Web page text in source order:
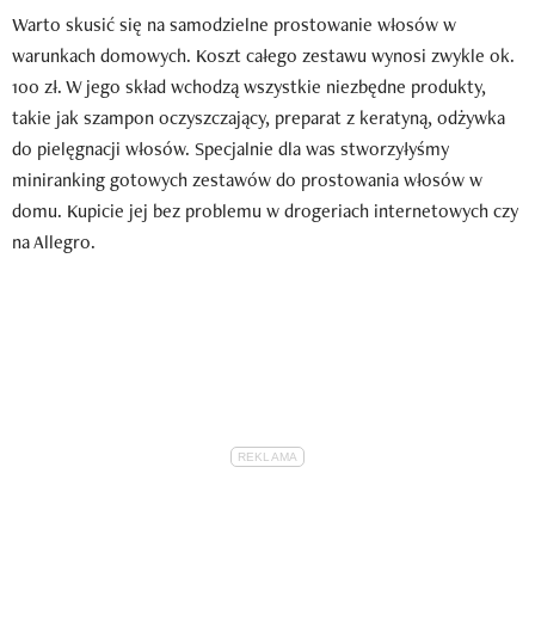
Warto skusić się na samodzielne prostowanie włosów w
warunkach domowych. Koszt całego zestawu wynosi zwykle ok.
100 zł. W jego skład wchodzą wszystkie niezbędne produkty,
takie jak szampon oczyszczający, preparat z keratyną, odżywka
do pielęgnacji włosów. Specjalnie dla was stworzyłyśmy
miniranking gotowych zestawów do prostowania włosów w
domu. Kupicie jej bez problemu w drogeriach internetowych czy
na Allegro.